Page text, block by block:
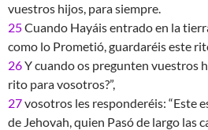
vuestros hijos, para siempre.
25Cuando Hayáis entrado en la
como lo Prometió, guardaréis este
26Y cuando os pregunten vuestros
rito para vosotros?”,
27vosotros les responderéis: “Este
de Jehovah, quien Pasó de largo las